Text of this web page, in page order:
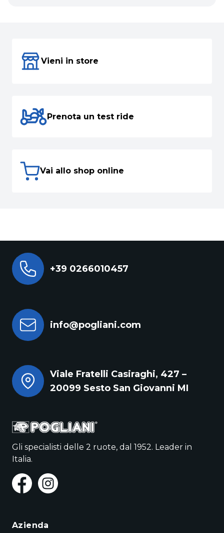
Vieni in store
Prenota un test ride
Vai allo shop online
+39 0266010457
info@pogliani.com
Viale Fratelli Casiraghi, 427 –
20099 Sesto San Giovanni MI
Gli specialisti delle 2 ruote, dal 1952. Leader in
Italia.
Azienda